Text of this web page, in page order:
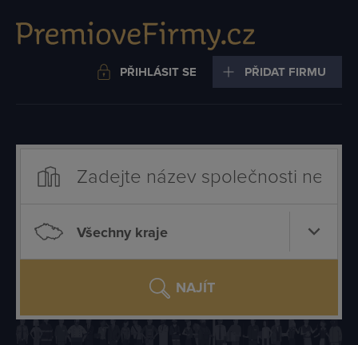
PŘIHLÁSIT SE PŘIDAT FIRMU
Všechny kraje
NAJÍT